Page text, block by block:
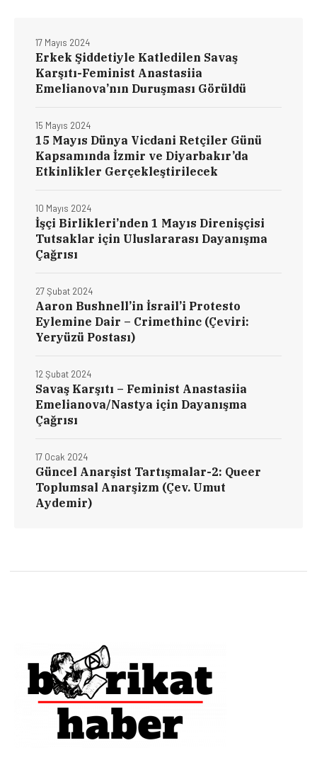
Erkek Şiddetiyle Katledilen Savaş
Karşıtı-Feminist Anastasiia
Emelianova’nın Duruşması Görüldü
17 Mayıs 2024
15 Mayıs Dünya Vicdani Retçiler Günü
Kapsamında İzmir ve Diyarbakır’da
Etkinlikler Gerçekleştirilecek
15 Mayıs 2024
İşçi Birlikleri’nden 1 Mayıs Direnişçisi
Tutsaklar için Uluslararası Dayanışma
Çağrısı
10 Mayıs 2024
Aaron Bushnell’in İsrail’i Protesto
Eylemine Dair – Crimethinc (Çeviri:
Yeryüzü Postası)
27 Şubat 2024
Savaş Karşıtı – Feminist Anastasiia
Emelianova/Nastya için Dayanışma
Çağrısı
12 Şubat 2024
Güncel Anarşist Tartışmalar-2: Queer
Toplumsal Anarşizm (Çev. Umut
Aydemir)
17 Ocak 2024